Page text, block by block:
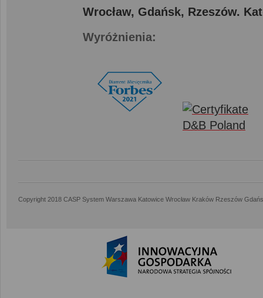
Wrocław, Gdańsk, Rzeszów.
Wyróżnienia:
Copyright 2018 CASP System Warszawa Katowice Wrocław Kraków Rzeszów